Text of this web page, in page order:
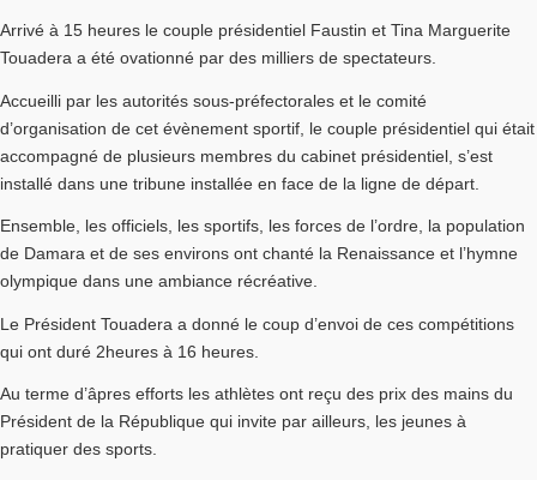
Arrivé à 15 heures le couple présidentiel Faustin et Tina Marguerite
Touadera a été ovationné par des milliers de spectateurs.
Accueilli par les autorités sous-préfectorales et le comité
d’organisation de cet évènement sportif, le couple présidentiel qui était
accompagné de plusieurs membres du cabinet présidentiel, s’est
installé dans une tribune installée en face de la ligne de départ.
Ensemble, les officiels, les sportifs, les forces de l’ordre, la population
de Damara et de ses environs ont chanté la Renaissance et l’hymne
olympique dans une ambiance récréative.
Le Président Touadera a donné le coup d’envoi de ces compétitions
qui ont duré 2heures à 16 heures.
Au terme d’âpres efforts les athlètes ont reçu des prix des mains du
Président de la République qui invite par ailleurs, les jeunes à
pratiquer des sports.